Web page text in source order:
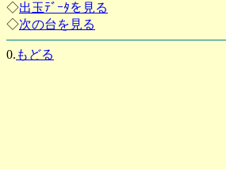
◇出玉ﾃﾞｰﾀを見る
◇次の台を見る
0. もどる